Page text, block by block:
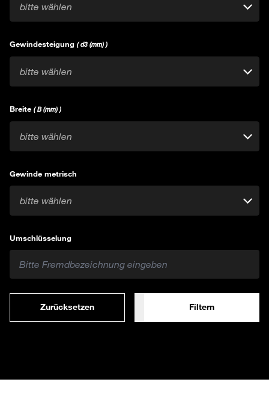
bitte wählen
Gewindesteigung ( d3 (mm) )
bitte wählen
Breite ( B (mm) )
bitte wählen
Gewinde metrisch
bitte wählen
Umschlüsselung
Zurücksetzen Filtern